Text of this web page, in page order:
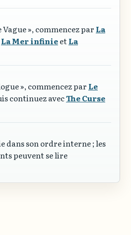
Vague », commencez par La
La Mer infinieetLa
», commencez par Le
continuez avecThe Curse
dans son ordre interne ; les
peuvent se lire